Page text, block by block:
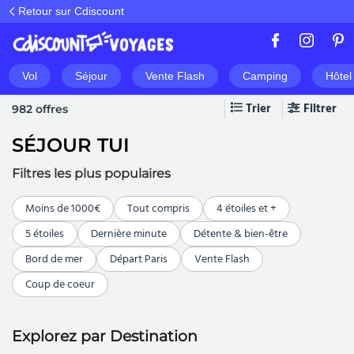
Retour sur Cdiscount
Vol Séjour Vente Flash Camping Hôtel
982 offres Trier Filtrer
SÉJOUR TUI
Filtres les plus populaires
Moins de 1000€ Tout compris
4 étoiles et +
5 étoiles
Dernière minute
Détente & bien-être
Bord de mer
Départ Paris
Vente Flash
Coup de coeur
Explorez par Destination